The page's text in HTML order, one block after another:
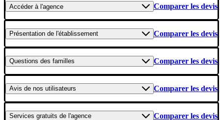
Accéderà l'agence Comparer les devis
Présentation de l'établissement Comparer les devis
Questions des familles Comparer les devis
Avis de nos utilisateurs Comparer les devis
Services gratuits de l'agence Comparer les devis